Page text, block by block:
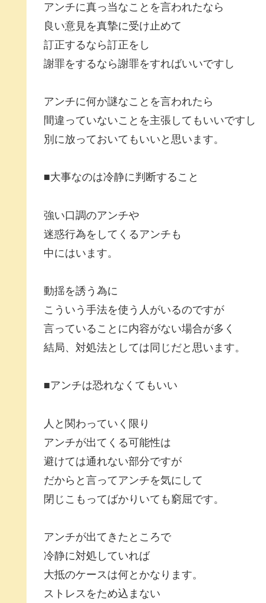
アンチに真っ当なことを言われたなら
良い意見を真摯に受け止めて
訂正するなら訂正をし
謝罪をするなら謝罪をすればいいですし
アンチに何か謎なことを言われたら
間違っていないことを主張してもいいですし
別に放っておいてもいいと思います。
■大事なのは冷静に判断すること
強い口調のアンチや
迷惑行為をしてくるアンチも
中にはいます。
動揺を誘う為に
こういう手法を使う人がいるのですが
言っていることに内容がない場合が多く
結局、対処法としては同じだと思います。
■アンチは恐れなくてもいい
人と関わっていく限り
アンチが出てくる可能性は
避けては通れない部分ですが
だからと言ってアンチを気にして
閉じこもってばかりいても窮屈です。
アンチが出てきたところで
冷静に対処していれば
大抵のケースは何とかなります。
ストレスをため込まない